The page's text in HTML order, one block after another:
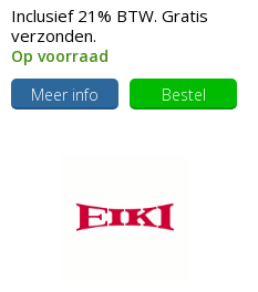
Inclusief 21% BTW. Gratis
verzonden.
Op voorraad
Meer info
Bestel